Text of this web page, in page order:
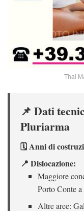
Thai
📌 Dati
Pluriarma
🗓️ Anni di
📍 Dislocazione:
Maggiore
Porto Conte
Altre aree: